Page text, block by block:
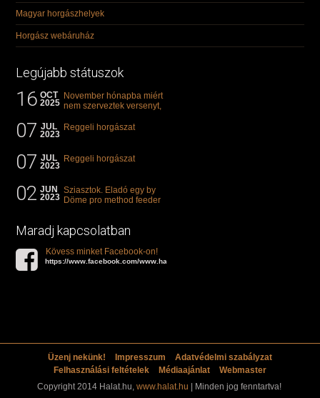
Magyar horgászhelyek
Horgász webáruház
Legújabb státuszok
16 OCT
2025
November hónapba miért
nem szerveztek versenyt,
"kárászos"...
07 JUL
2023
Reggeli horgászat
07 JUL
2023
Reggeli horgászat
02 JUN
2023
Sziasztok. Eladó egy by
Döme pro method feeder
Maradj kapcsolatban
Kövess minket Facebook-on!
https://www.facebook.com/www.halat.hu
Üzenj nekünk! Impresszum
Adatvédelmi szabályzat
Felhasználási feltételek
Médiaajánlat
Webmaster
Copyright 2014 Halat.hu, www.halat.hu | Minden jog fenntartva!